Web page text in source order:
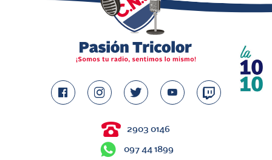
2903 0146
097 44 1899